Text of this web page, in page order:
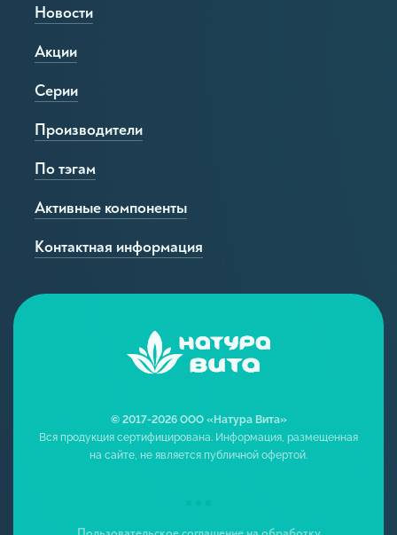
© 2017-2026 ООО «Натура Вита»
Вся продукция сертифицирована. Информация, размещенная
на сайте, не является публичной офертой.
Новости
Акции
Серии
Производители
По тэгам
Активные компоненты
Контактная информация